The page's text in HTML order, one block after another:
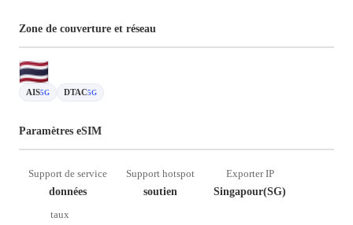
Zone de couverture et réseau
AIS5G DTAC5G
Paramètres eSIM
Support de service
données
Support hotspot
soutien
Exporter IP
Singapour(SG)
taux